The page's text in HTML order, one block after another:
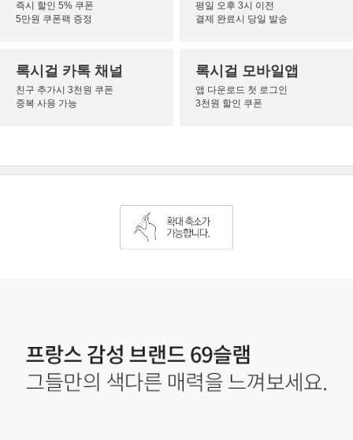
즉시 할인 5% 쿠폰
5만원 쿠폰팩 증정
평일 오후 3시 이전
결제 완료시 당일 발송
록시걸 카톡 채널
친구 추가시 3천원 쿠폰
중복 사용 가능
록시걸 모바일앱
앱 다운로드 첫 로그인
3천원 할인 쿠폰